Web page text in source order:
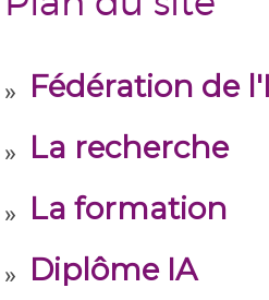
Fédération de
La recherche
La formation
Diplôme IA